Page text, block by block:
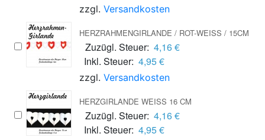
zzgl. Versandkosten
HERZRAHMENGIRLANDE / ROT-WEISS / 15CM
Zuzügl. Steuer: 4,16 €
Inkl. Steuer: 4,95 €
zzgl. Versandkosten
HERZGIRLANDE WEISS 16 CM
Zuzügl. Steuer: 4,16 €
Inkl. Steuer: 4,95 €